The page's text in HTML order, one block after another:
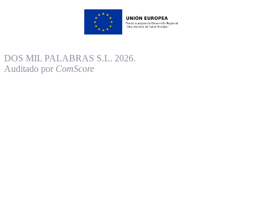
DOS MIL PALABRAS S.L. 2026.
Auditado por ComScore